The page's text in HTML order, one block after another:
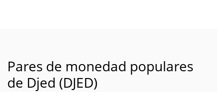
Pares de monedad populares
de Djed (DJED)